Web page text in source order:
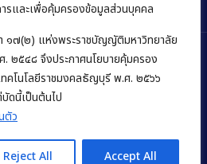
รและเพื่อคุ้มครองข้อมูลส่วนบุคคล
๑๗(๒) แห่งพระราชบัญญัติมหาวิทยาลัย
๒๕๔๘ จึงประกาศนโยบายคุ้มครอง
คโนโลยีราชมงคลธัญบุรี พ.ศ. ๒๕๖๖
ดนี้เป็นต้นไป
ตัว
Reject All Accept All
ธุรกิจ มหาวิทยาลัยเทคโนโลยีราชมงคล
ธัญบุรี